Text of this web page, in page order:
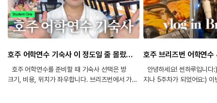
호주 어학연수 기숙사 이 정도일 줄 몰랐음 | Student One 브리즈번 방&라운지&헬스장
호주 어학연수를 준비할 때 기숙사 선택은 방
크기, 비용, 위치가 좌우합니다. 브리즈번에서 가장
안녕하세요! 썬하루입니
지나 5주차가 되었어요:)